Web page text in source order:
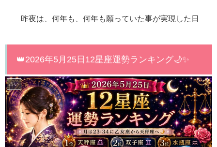
昨夜は、何年も、何年も願っていた事が実現した日
👑2026年5月25日12星座運勢ランキング🌙✨
占い